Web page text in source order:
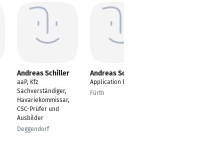
Andreas Schiller
aaP, Kfz
Sachverständiger,
Havariekommissar,
CSC-Prüfer und
Ausbilder
Deggendorf
Andreas Schiller
Application Engineer
Fürth